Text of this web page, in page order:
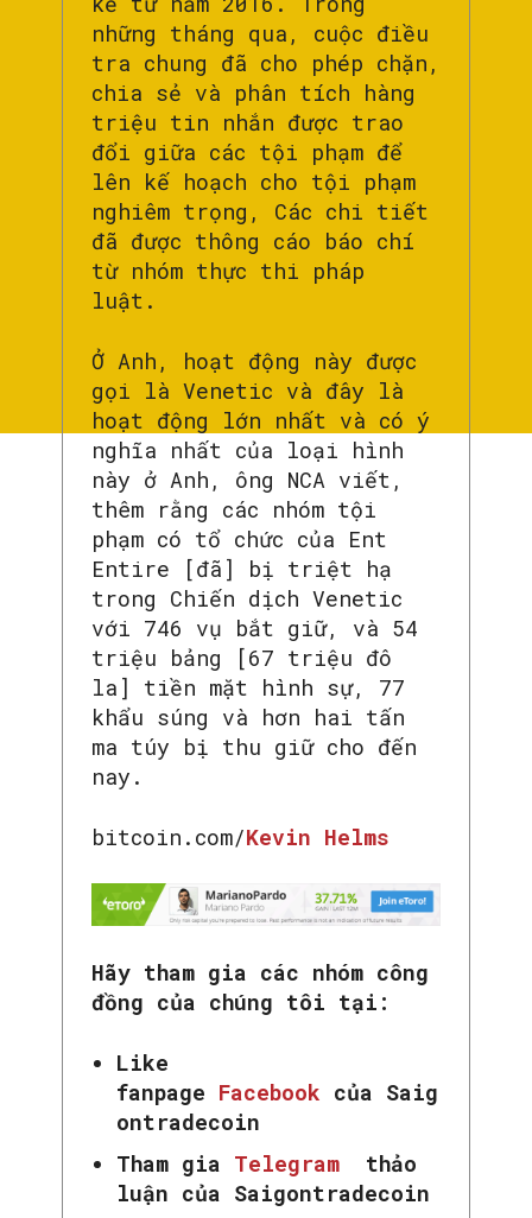
những tháng qua, cuộc điều
tra chung đã cho phép chặn,
chia sẻ và phân tích hàng
triệu tin nhắn được trao
đổi giữa các tội phạm để
lên kế hoạch cho tội phạm
nghiêm trọng, Các chi tiết
đã được thông cáo báo chí
từ nhóm thực thi pháp
luật.
Ở Anh, hoạt động này được
gọi là Venetic và đây là
hoạt động lớn nhất và có ý
nghĩa nhất của loại hình
này ở Anh, ông NCA viết,
thêm rằng các nhóm tội
phạm có tổ chức của Ent
Entire [đã] bị triệt hạ
trong Chiến dịch Venetic
với 746 vụ bắt giữ, và 54
triệu bảng [67 triệu đô
la] tiền mặt hình sự, 77
khẩu súng và hơn hai tấn
ma túy bị thu giữ cho đến
nay.
bitcoin.com/Kevin Helms
Hãy tham gia các nhóm công
đồng của chúng tôi tại:
Like
fanpage Facebook của Saig
ontradecoin
Tham gia Telegram
thảo
luận của Saigontradecoin